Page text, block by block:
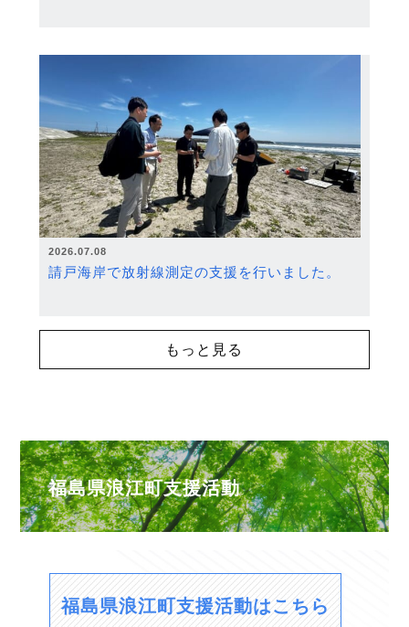
2026.07.08
請戸海岸で放射線測定の支援を行いました。
もっと見る
福島県浪江町支援活動
福島県浪江町支援活動はこちら